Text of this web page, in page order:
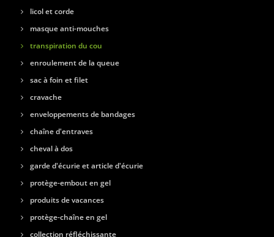
licol et corde
masque anti-mouches
transpiration du cou
enroulement de la queue
sac à foin et filet
cravache
enveloppements de bandages
chaîne d'entraves
cheval à dos
garde d'écurie et article d'écurie
protège-embout en gel
produits de vacances
protège-chaîne en gel
collection réfléchissante